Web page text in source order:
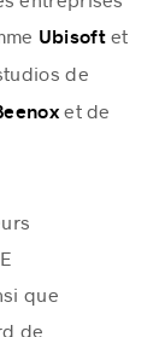
Ubisoftet
de
et de
que
de